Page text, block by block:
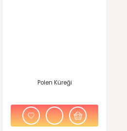
Polen Küreği